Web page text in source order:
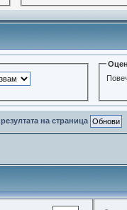
резултата на страница